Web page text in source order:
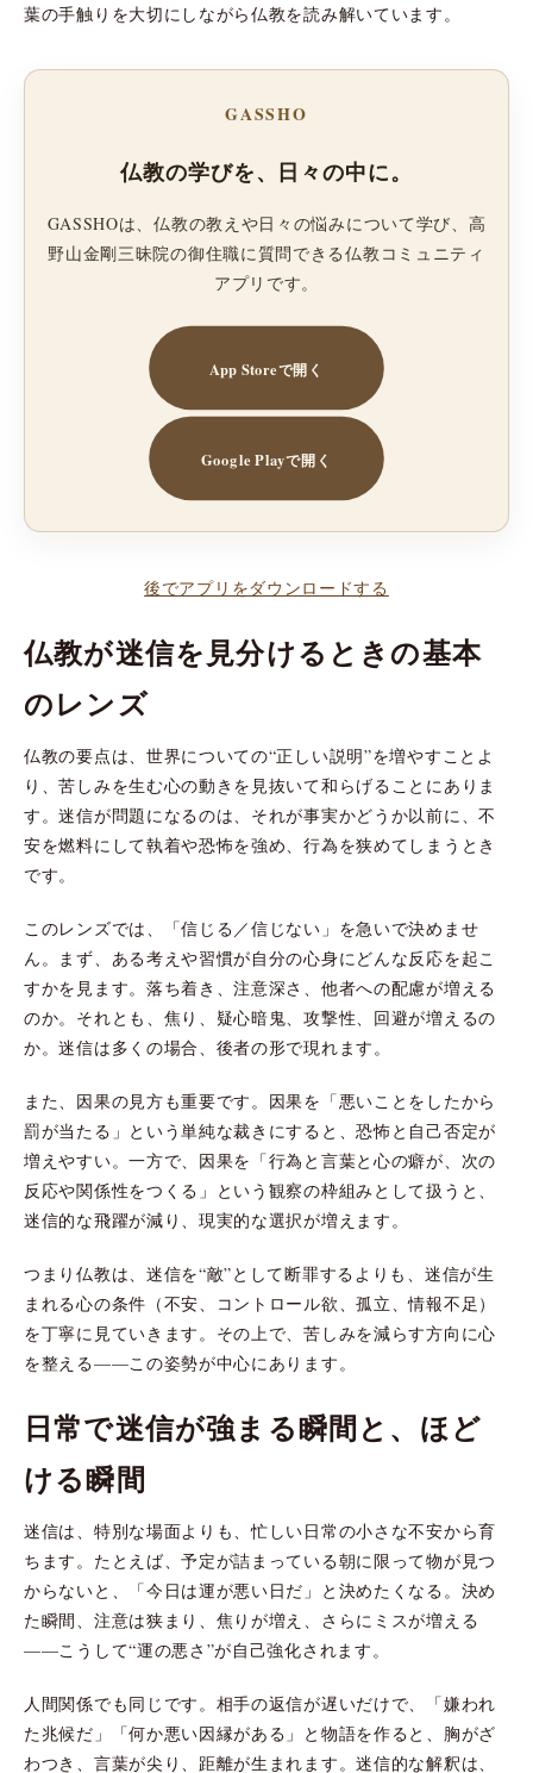
葉の手触りを大切にしながら仏教を読み解いています。
GASSHO
仏教の学びを、日々の中に。
GASSHOは、仏教の教えや日々の悩みについて学び、高
野山金剛三昧院の御住職に質問できる仏教コミュニティ
アプリです。
App Storeで開く
Google Playで開く
後でアプリをダウンロードする
仏教が迷信を見分けるときの基本
のレンズ
仏教の要点は、世界についての“正しい説明”を増やすことよ
り、苦しみを生む心の動きを見抜いて和らげることにありま
す。迷信が問題になるのは、それが事実かどうか以前に、不
安を燃料にして執着や恐怖を強め、行為を狭めてしまうとき
です。
このレンズでは、「信じる／信じない」を急いで決めませ
ん。まず、ある考えや習慣が自分の心身にどんな反応を起こ
すかを見ます。落ち着き、注意深さ、他者への配慮が増える
のか。それとも、焦り、疑心暗鬼、攻撃性、回避が増えるの
か。迷信は多くの場合、後者の形で現れます。
また、因果の見方も重要です。因果を「悪いことをしたから
罰が当たる」という単純な裁きにすると、恐怖と自己否定が
増えやすい。一方で、因果を「行為と言葉と心の癖が、次の
反応や関係性をつくる」という観察の枠組みとして扱うと、
迷信的な飛躍が減り、現実的な選択が増えます。
つまり仏教は、迷信を“敵”として断罪するよりも、迷信が生
まれる心の条件（不安、コントロール欲、孤立、情報不足）
を丁寧に見ていきます。その上で、苦しみを減らす方向に心
を整える——この姿勢が中心にあります。
日常で迷信が強まる瞬間と、ほど
ける瞬間
迷信は、特別な場面よりも、忙しい日常の小さな不安から育
ちます。たとえば、予定が詰まっている朝に限って物が見つ
からないと、「今日は運が悪い日だ」と決めたくなる。決め
た瞬間、注意は狭まり、焦りが増え、さらにミスが増える
——こうして“運の悪さ”が自己強化されます。
人間関係でも同じです。相手の返信が遅いだけで、「嫌われ
た兆候だ」「何か悪い因縁がある」と物語を作ると、胸がざ
わつき、言葉が尖り、距離が生まれます。迷信的な解釈は、